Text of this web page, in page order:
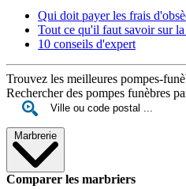
Qui doit payer les frais
Tout ce qu'il faut savoir sur
10 conseils d'expert
Trouvez les meilleures pompes-
Rechercher des pompes funèbres
Marbrerie
Comparer les marbriers